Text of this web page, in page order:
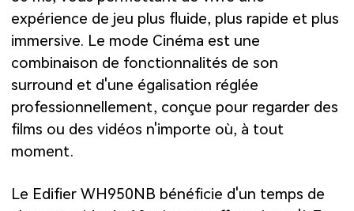
expérience de jeu plus fluide, plus rapide et plus
immersive. Le mode Cinéma est une
combinaison de fonctionnalités de son
surround et d'une égalisation réglée
professionnellement, conçue pour regarder des
films ou des vidéos n'importe où, à tout
moment.
Le Edifier WH950NB bénéficie d'un temps de